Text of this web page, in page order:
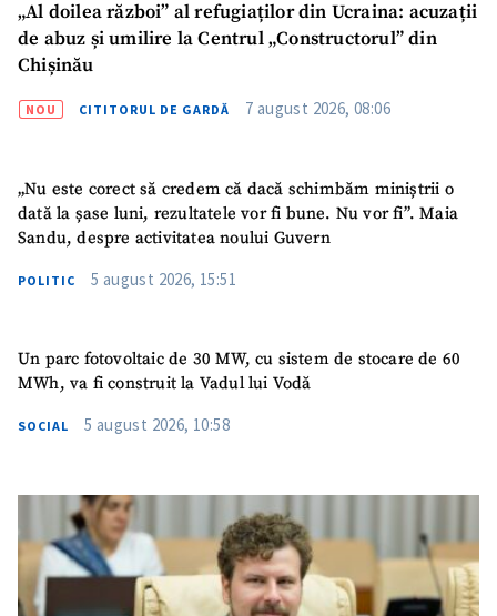
SUSȚINE
„Al doilea război” al refugiaților din Ucraina: acuzații
de abuz și umilire la Centrul „Constructorul” din
Chișinău
NOU CITITORUL DE GARDĂ 7 august 2026, 08:06
„Nu este corect să credem că dacă schimbăm miniștrii o
dată la șase luni, rezultatele vor fi bune. Nu vor fi”. Maia
Sandu, despre activitatea noului Guvern
POLITIC 5 august 2026, 15:51
Un parc fotovoltaic de 30 MW, cu sistem de stocare de 60
MWh, va fi construit la Vadul lui Vodă
SOCIAL 5 august 2026, 10:58
Am citit și sunt de
acord cupolitica de
TRIMITE ȘTIREA